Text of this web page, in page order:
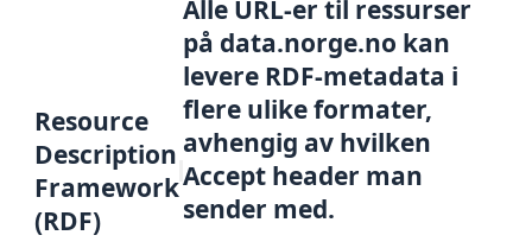
Resource
Description
Framework
(RDF)
Alle URL-er til ressurser
på data.norge.no kan
levere RDF-metadata i
flere ulike formater,
avhengig av hvilken
Accept header man
sender med.